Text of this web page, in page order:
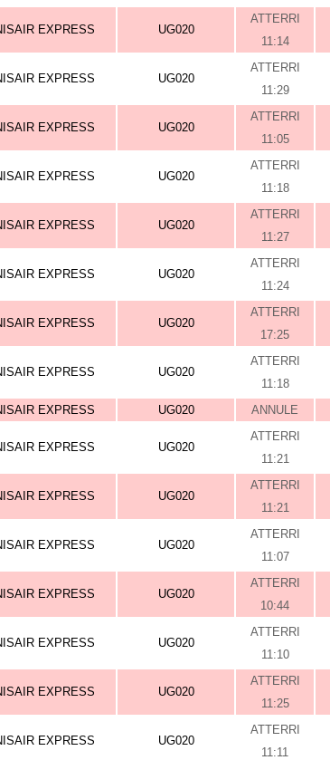
EXPRESS UG020
ATTERRI
11:14
EXPRESS UG020
ATTERRI
11:29
EXPRESS UG020
ATTERRI
11:05
EXPRESS UG020
ATTERRI
11:18
EXPRESS UG020
ATTERRI
11:27
EXPRESS UG020
ATTERRI
11:24
EXPRESS UG020
ATTERRI
17:25
EXPRESS UG020
ATTERRI
11:18
EXPRESS UG020 ANNULE
EXPRESS UG020
ATTERRI
11:21
EXPRESS UG020
ATTERRI
11:21
EXPRESS UG020
ATTERRI
11:07
EXPRESS UG020
ATTERRI
10:44
EXPRESS UG020
ATTERRI
11:10
EXPRESS UG020
ATTERRI
11:25
EXPRESS UG020
ATTERRI
11:11